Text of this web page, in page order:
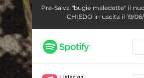
Pre-Salva "bugie maledette" il
CHIEDO in uscita il 19/